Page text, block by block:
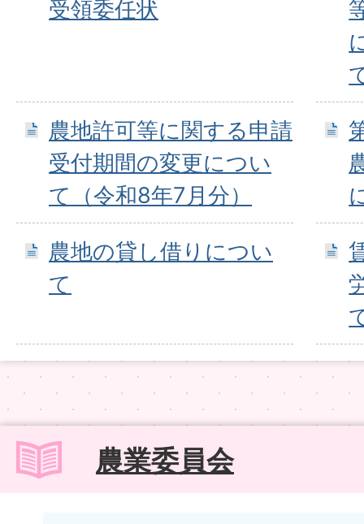
受領委任状
農地許可等に関する申請
受付期間の変更につい
て（令和8年7月分）
農地の貸し借りについ
て
農業委員会